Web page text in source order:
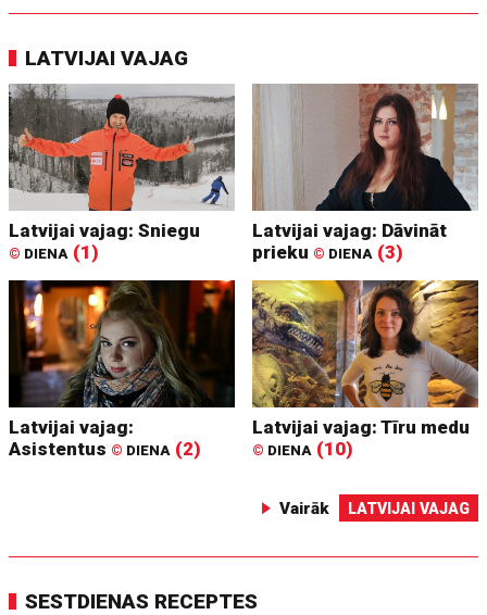
LATVIJAI VAJAG
Latvijai vajag: Sniegu
© DIENA (1)
Latvijai vajag: Dāvināt
prieku © DIENA (3)
Latvijai vajag:
Asistentus © DIENA (2)
Latvijai vajag: Tīru medu
© DIENA (10)
Vairāk LATVIJAI VAJAG
SESTDIENAS RECEPTES